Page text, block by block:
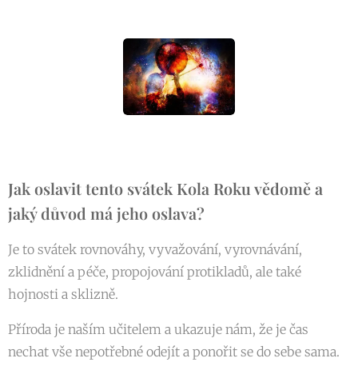
Jak oslavit tento svátek Kola Roku vědomě a
jaký důvod má jeho oslava?
Je to svátek rovnováhy, vyvažování, vyrovnávání,
zklidnění a péče, propojování protikladů, ale také
hojnosti a sklizně.
Příroda je naším učitelem a ukazuje nám, že je čas
nechat vše nepotřebné odejít a ponořit se do sebe sama.